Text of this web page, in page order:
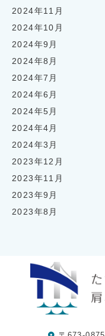
2024年11月
2024年10月
2024年9月
2024年8月
2024年7月
2024年6月
2024年5月
2024年4月
2024年3月
2023年12月
2023年11月
2023年9月
2023年8月